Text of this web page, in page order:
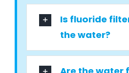
Is fluoride
the water?